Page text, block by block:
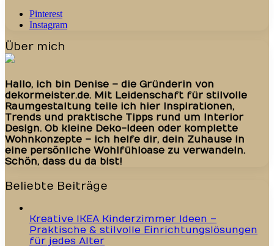
Pinterest
Instagram
Über mich
Hallo, ich bin Denise – die Gründerin von
dekormeister.de. Mit Leidenschaft für stilvolle
Raumgestaltung teile ich hier Inspirationen,
Trends und praktische Tipps rund um Interior
Design. Ob kleine Deko-Ideen oder komplette
Wohnkonzepte – ich helfe dir, dein Zuhause in
eine persönliche Wohlfühloase zu verwandeln.
Schön, dass du da bist!
Beliebte Beiträge
Kreative IKEA Kinderzimmer Ideen –
Praktische & stilvolle Einrichtungslösungen
für jedes Alter